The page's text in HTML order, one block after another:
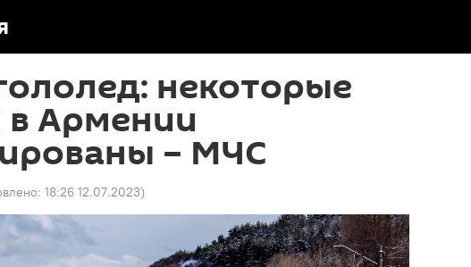
некоторые
в Армении
– МЧС
18:26 12.07.2023)